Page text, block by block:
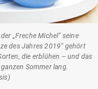
„Freche Michel“ seine
des Jahres 2019“ gehört
die erblühen – und das
Sommer lang.